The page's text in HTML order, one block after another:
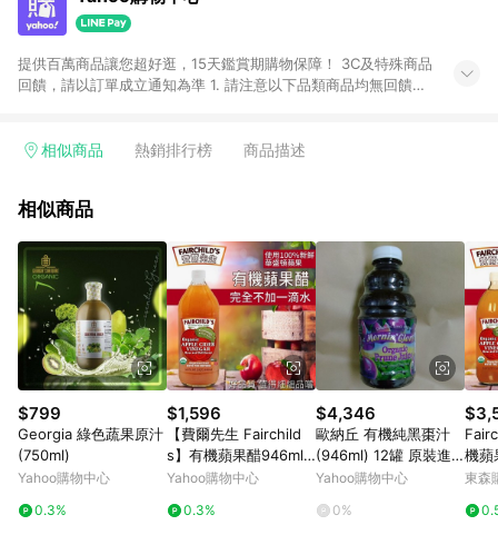
提供百萬商品讓您超好逛，15天鑑賞期購物保障！ 3C及特殊商品
回饋，請以訂單成立通知為準 1. 請注意以下品類商品均無回饋：
電玩/遊戲/相機/單眼/鏡頭/拍立得 [2024/6/1起適用] -內接硬
的購回饋活動享Yahoo超贈點回饋者 - 購物中心商店之商品：商
3. 訂單回饋金額將扣除運費/購物金/超贈點/福利金/紅利折抵/折
價券等虛擬貨幣折抵 4. 大宗採購或批發轉賣不具回饋資格： 如
有相關事證認定您為大宗採購、批發轉賣而非最終消費使用者，
相關認定以Yahoo購物中心之認定為準
相似商品 熱銷排行榜 商品描述
相似商品
$799
Georgia 綠色蔬果原汁
(750ml)
Yahoo購物中心
0.3%
$1,596
【費爾先生 Fairchild
s】有機蘋果醋946mlx
4瓶
Yahoo購物中心
0.3%
$4,346
歐納丘 有機純黑棗汁
(946ml) 12罐 原裝進
口 早晨榮耀 美國 原汁
Yahoo購物中心
0%
機蘋
組
東森